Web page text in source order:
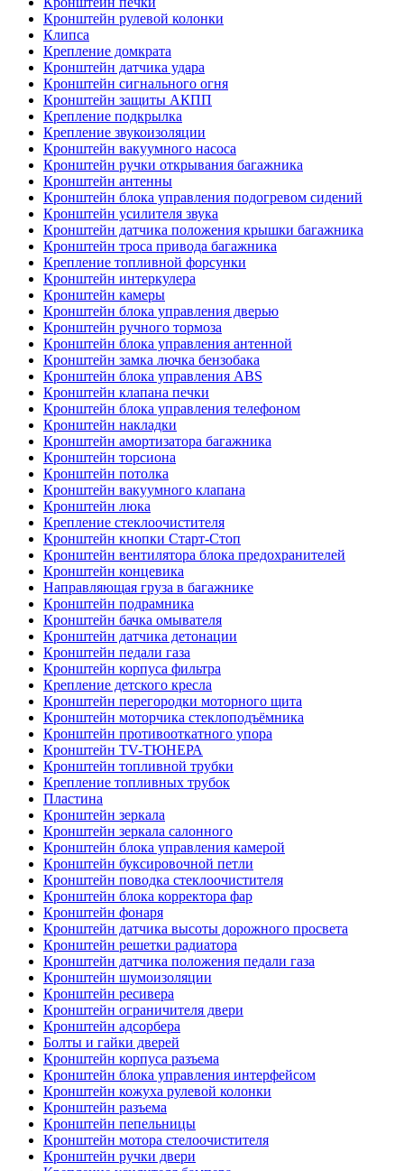
Кронштейн рулевой колонки
Клипса
Крепление домкрата
Кронштейн датчика удара
Кронштейн сигнального огня
Кронштейн защиты АКПП
Крепление подкрылка
Крепление звукоизоляции
Кронштейн вакуумного насоса
Кронштейн ручки открывания багажника
Кронштейн антенны
Кронштейн блока управления подогревом сидений
Кронштейн усилителя звука
Кронштейн датчика положения крышки багажника
Кронштейн троса привода багажника
Крепление топливной форсунки
Кронштейн интеркулера
Кронштейн камеры
Кронштейн блока управления дверью
Кронштейн ручного тормоза
Кронштейн блока управления антенной
Кронштейн замка лючка бензобака
Кронштейн блока управления ABS
Кронштейн клапана печки
Кронштейн блока управления телефоном
Кронштейн накладки
Кронштейн амортизатора багажника
Кронштейн торсиона
Кронштейн потолка
Кронштейн вакуумного клапана
Кронштейн люка
Крепление стеклоочистителя
Кронштейн кнопки Старт-Стоп
Кронштейн вентилятора блока предохранителей
Кронштейн концевика
Направляющая груза в багажнике
Кронштейн подрамника
Кронштейн бачка омывателя
Кронштейн датчика детонации
Кронштейн педали газа
Кронштейн корпуса фильтра
Крепление детского кресла
Кронштейн перегородки моторного щита
Кронштейн моторчика стеклоподъёмника
Кронштейн противооткатного упора
Кронштейн TV-ТЮНЕРА
Кронштейн топливной трубки
Крепление топливных трубок
Пластина
Кронштейн зеркала
Кронштейн зеркала салонного
Кронштейн блока управления камерой
Кронштейн буксировочной петли
Кронштейн поводка стеклоочистителя
Кронштейн блока корректора фар
Кронштейн фонаря
Кронштейн датчика высоты дорожного просвета
Кронштейн решетки радиатора
Кронштейн датчика положения педали газа
Кронштейн шумоизоляции
Кронштейн ресивера
Кронштейн ограничителя двери
Кронштейн адсорбера
Болты и гайки дверей
Кронштейн корпуса разъема
Кронштейн блока управления интерфейсом
Кронштейн кожуха рулевой колонки
Кронштейн разъема
Кронштейн пепельницы
Кронштейн мотора стелоочистителя
Кронштейн ручки двери